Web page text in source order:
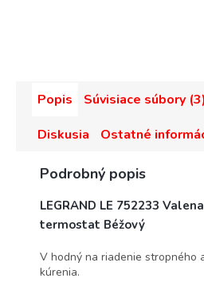
Popis Súvisiace súbory (3)
Diskusia
Ostatné
Podrobný popis
LEGRAND LE 752233
termostat Béžový
V hodný na riadenie stropného
kúrenia.